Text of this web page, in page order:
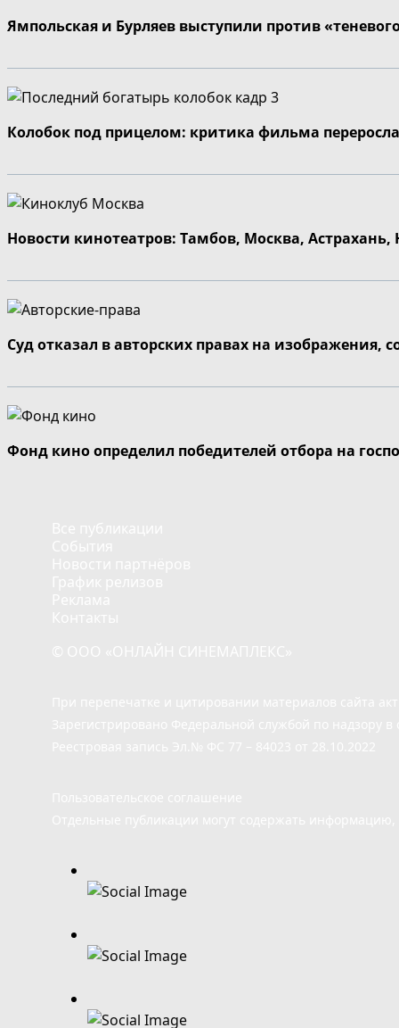
Ямпольская и Бурляев выступили против
Колобок под прицелом: критика фильма
Новости кинотеатров: Тамбов, Москва,
Суд отказал в авторских правах на изображения,
Фонд кино определил победителей отбора на